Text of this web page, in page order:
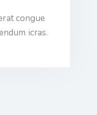
congue
icras.